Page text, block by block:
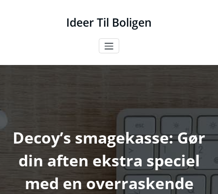
Ideer Til Boligen
Decoy’s smagekasse: Gør
din aften ekstra speciel
med en overraskende